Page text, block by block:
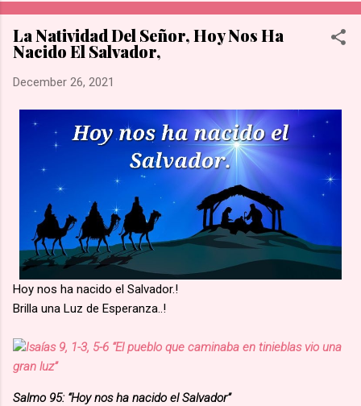
Cuando el rey de Burgunda, hoy Uganda, le ordenó retractarse
de su fe, rehusó. Junto con otros mártires se le condujo en
una marcha hacia la aldea de Namugongo, a unos 60 kms de
su hogar. 🙏🏽 Según la costumbre, se ejecutaba a un
por el mal estado en que se encontraba. 🙏🏽 Murió en
Lubawo, fue alanceado y decapitado y sus restos dejados al
borde del camino....
La Natividad Del Señor, Hoy Nos Ha
Nacido El Salvador,
December 26, 2021
Hoy nos ha nacido el Salvador.!
Brilla una Luz de Esperanza..!
Isaías 9, 1-3, 5-6 “El pueblo que caminaba en tinieblas vio una
gran luz”
Salmo 95: “Hoy nos ha nacido el Salvador”